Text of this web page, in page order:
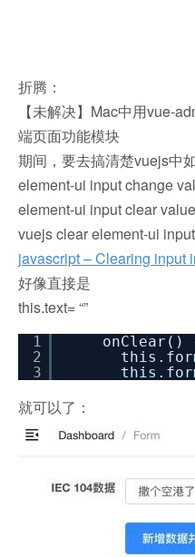
折腾：
【未解决】Mac中用vue-
端页面功能模块
期间，要去搞清楚vuejs中
element-ui input change
element-ui input clear value
vuejs clear element-ui input
javascript – Clearing input
好像直接是
this.text= “”
1
2
3
onClear()
就可以了：